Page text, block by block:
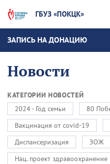
ГБУЗ «ПОКЦК»
ЗАПИСЬ НА ДОНАЦИЮ
Новости
КАТЕГОРИИ НОВОСТЕЙ
2024 - Год семьи
80
Вакцинация от covid-19
Диспансеризация
ЗОЖ
Нац. проект здравоохранение